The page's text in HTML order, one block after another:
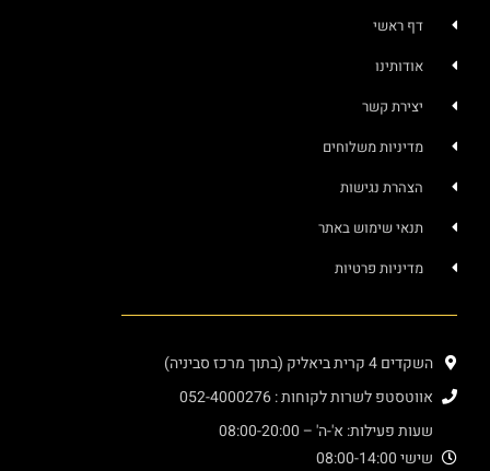
דף ראשי
אודותינו
יצירת קשר
מדיניות משלוחים
הצהרת נגישות
תנאי שימוש באתר
מדיניות פרטיות
השקדים 4 קרית ביאליק (בתוך מרכז סביניה)
אווטסטפ לשרות לקוחות : 052-4000276
שעות פעילות: א'-ה' – 08:00-20:00
שישי 08:00-14:00